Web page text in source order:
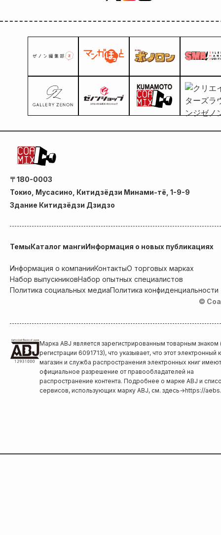
〒180-0003
Токио, Мусасино, Китидзёдзи Минами-тё, 1-9-9
Здание Китидзёдзи Дзидзо
ТемыКаталог мангиИнформация о новых публикациях
Информация о компанииКонтактыО торговых марках
Набор выпускниковНабор опытных специалистов
Политика социальных медиаПолитика конфиденциальности
©
Марка ABJ является зарегистрированным товарным
регистрации 6091713), что указывает, что этот электронный
магазин и служба распространения электронных книг имеют
официальное разрешение от правообладателей на
распространение контента. Подробнее о марке ABJ и
сервисов, использующих марку ABJ, см. здесь→https://